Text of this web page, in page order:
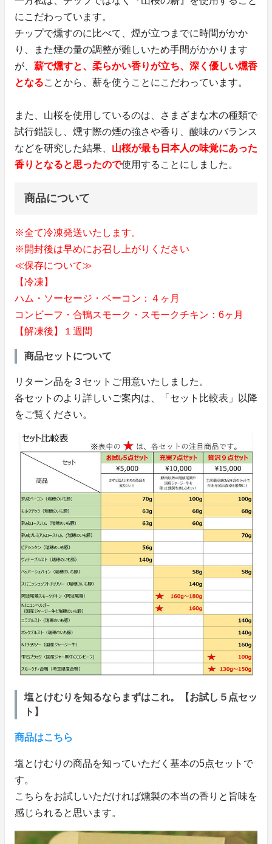
にこだわっています。
チップで燻すのに比べて、煙が立つまでに時間がかか
り、また煙の量の調整が難しいため手間がかかります
が、 薪で燻すと、柔らかい香りが立ち、深く優しい燻香
となることから、薪を使うことにこだわっています。
また、山桜を使用しているのは、さまざまな木の種類で
試行錯誤し、燻す際の煙の強さや香り、酸味のバランス
などを研究した結果、 山桜が最も日本人の味覚にあった
香りとなると思ったので使用することにしました。
商品について
※全て冷凍発送いたします。
※開封後は早めにお召し上がりください
≪保存について≫
【冷凍】
ハム・ソーセージ・ベーコン：４ヶ月
コンビーフ・合鴨スモーク・スモークチキン：6ヶ月
【解凍後】１週間
商品セットについて
リターン品を３セットご用意いたしました。
各セットのより詳しいご案内は、「セット比較表」以降
をご覧ください。
塩とけむりを知るならまずはこれ。【お試し５点セッ
ト】
商品はこちら
塩とけむりの商品を知っていただく基本の5点セットで
す。
こちらをお試しいただければ燻製の本当の香りと旨味を
感じられると思います。